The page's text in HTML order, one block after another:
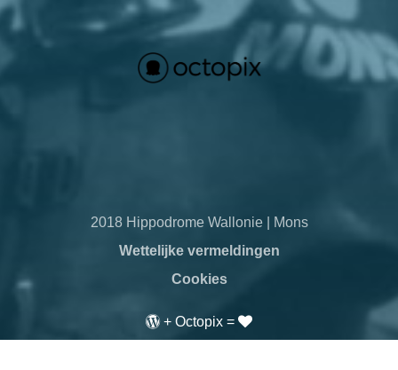
2018 Hippodrome Wallonie | Mons
Wettelijke vermeldingen
Cookies
+ Octopix =